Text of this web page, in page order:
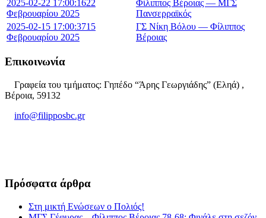
2025-02-22 17:00:1622
Φεβρουαρίου 2025
Φίλιππος Βέροιας — ΜΓΣ
Πανσερραϊκός
2025-02-15 17:00:3715
Φεβρουαρίου 2025
ΓΣ Νίκη Βόλου — Φίλιππος
Βέροιας
Επικοινωνία
Γραφεία του τμήματος: Γηπέδο “Άρης Γεωργιάδης” (Εληά) ,
Βέροια, 59132
info@filipposbc.gr
Πρόσφατα άρθρα
Στη μικτή Ενώσεων ο Πολιός!